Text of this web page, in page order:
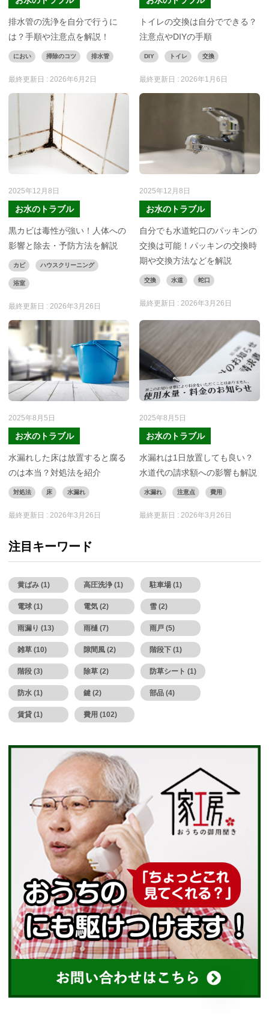
排水管の洗浄を自分で行うに
は？手順や注意点を解説！
におい 掃除のコツ 排水管
最終更新日 : 2026年6月2日
トイレの交換は自分でできる？
注意点やDIYの手順
DIY トイレ 交換
最終更新日 :2026年1月6日
2025年12月8日
お水のトラブル
黒カビは毒性が強い！人体への
影響と除去・予防方法を解説
カビ ハウスクリーニング
浴室
最終更新日 : 2026年3月26日
2025年12月8日
お水のトラブル
自分でも水道蛇口のパッキンの
交換は可能！パッキンの交換時
期や交換方法などを解説
交換 水道 蛇口
最終更新日 : 2026年3月26日
2025年8月5日
お水のトラブル
水漏れした床は放置すると腐る
のは本当？対処法を紹介
対処法 床 水漏れ
最終更新日 : 2026年3月26日
2025年8月5日
お水のトラブル
水漏れは1日放置しても良い？
水道代の請求額への影響も解説
水漏れ 注意点 費用
最終更新日 : 2026年3月26日
注目キーワード
黄ばみ (1) 高圧洗浄 (1) 駐車場 (1)
電球 (1) 電気 (2) 雪 (2)
雨漏り (13) 雨樋 (7) 雨戸 (5)
雑草 (10) 隙間風 (2) 階段下 (1)
階段 (3) 除草 (2) 防草シート (1)
防水 (1) 鍵 (2) 部品 (4)
賃貸 (1) 費用 (102)